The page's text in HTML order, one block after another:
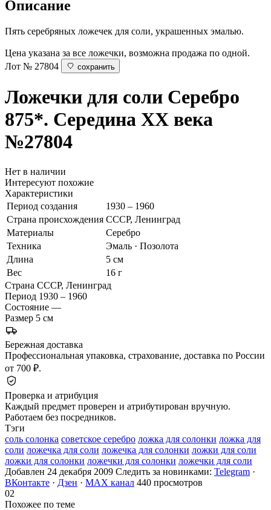
Описание
Пять серебряных ложечек для соли, украшенных эмалью.
Цена указана за все ложечки, возможна продажа по одной.
Лот № 27804
сохранить
Ложечки для соли Серебро
875*. Середина ХХ века
№27804
Нет в наличии
Интересуют похожие
Характеристики
Период создания
1930 – 1960
Страна происхождения СССР, Ленинград
Материалы
Серебро
Техника
Эмаль · Позолота
Длина
5 см
Вес
16 г
Страна СССР, Ленинград
Период 1930 – 1960
Состояние —
Размер 5 см
Бережная доставка
Профессиональная упаковка, страхование, доставка по России
от 700 ₽.
Проверка и атрибуция
Каждый предмет проверен и атрибутирован вручную.
Работаем без посредников.
Тэги
соль солонка советское серебро ложка для солонки ложка для
соли ложечка для соли ложечка для солонки ложки для соли
ложки для солонки ложечки для солонки ложечки для соли
Добавлен 24 декабря 2009 Следить за новинками: Telegram ·
ВКонтакте · Дзен · MAX канал 440 просмотров
02
Похожее по теме